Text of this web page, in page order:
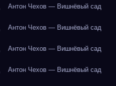
Антон Чехов — Вишнёвый сад
Антон Чехов — Вишнёвый сад
Антон Чехов — Вишнёвый сад
Антон Чехов — Вишнёвый сад